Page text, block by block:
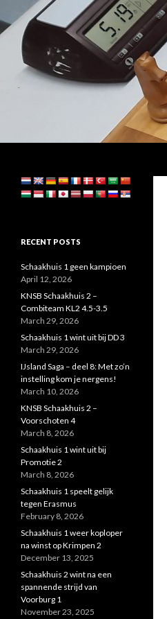
RECENT POSTS
Schaakhuis 1 geen kampioen
April 12, 2026
KNSB Schaakhuis 2 –
Combiteam KL2 4.5-3.5
March 29, 2026
Schaakhuis 1 wint uit bij DD 3
March 29, 2026
IJsland Saga – deel 8: Met zo’n
instelling kom je nergens!
March 10, 2026
KNSB Schaakhuis 2 –
Voorschoten 4
March 8, 2026
Schaakhuis 1 wint uit bij
Promotie 2
March 8, 2026
Schaakhuis 1 speelt gelijk
tegen Erasmus
February 8, 2026
Schaakhuis 1 weer koploper
na winst op Krimpen 2
December 13, 2025
Schaakhuis 2 wint na een
spannende strijd van
Voorburg 1
November 23, 2025